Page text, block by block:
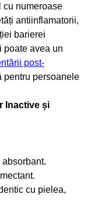
cu numeroase
antiinflamatorii,
barierei
poate avea un
post-
pentru persoanele
Inactive și
cu pielea,